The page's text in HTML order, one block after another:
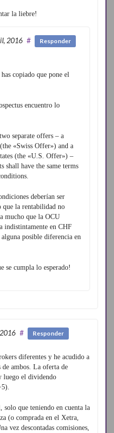
la liebre!
2016 # Responder
copiado que pone el
encuentro lo
separate offers – a
«Swiss Offer») and a
(the «U.S. Offer») –
shall have the same terms
deberían ser
que la rentabilidad no
mucho que la OCU
indistintamente en CHF
posible diferencia en
se cumpla lo esperado!
# Responder
diferentes y he acudido a
de ambos. La oferta de
luego el dividendo
solo que teniendo en cuenta la
(o comprada en el Xetra,
vez descontadas comisiones,